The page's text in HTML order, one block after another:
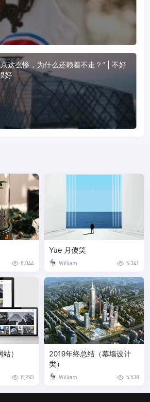
么惨，为什么还赖着不走？” | 不好
好
6,044
Yue 月傻笑
William 5,341
）
6,293
2019年终总结（幕墙设计
类）
William 5,538